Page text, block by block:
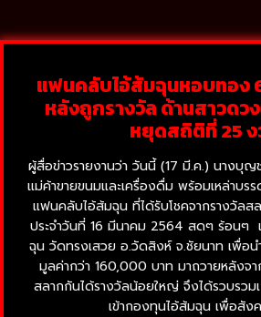
แฟนคลับไอ้ส้มฉุนหอบทอง
หลังถูกรางวัล ด้านสาวดว
หยุดสถิติที่ 25
ผู้สื่อข่าวรายงานว่า วันนี้ (17 มี.ค.) นางบุ
แม่ค้าขายขนมและเครื่องดื่ม พร้อมเหล่าบร
แฟนคลับไอ้ส้มฉุน ที่ได้รับโชคจากรางวัล
ประจำวันที่ 16 มีนาคม 2564 สดๆ ร้อนๆ
ฉุน วัดทรงเสวย อ.วัดสิงห์ จ.ชัยนาท เพื่อ
มูลค่ากว่า 160,000 บาท มาถวายหลังจ
สลากกันได้รางวัลน้อยใหญ่ จึงได้รวบรว
เข้ากองทุนไอ้ส้มฉุน เพื่อสัง